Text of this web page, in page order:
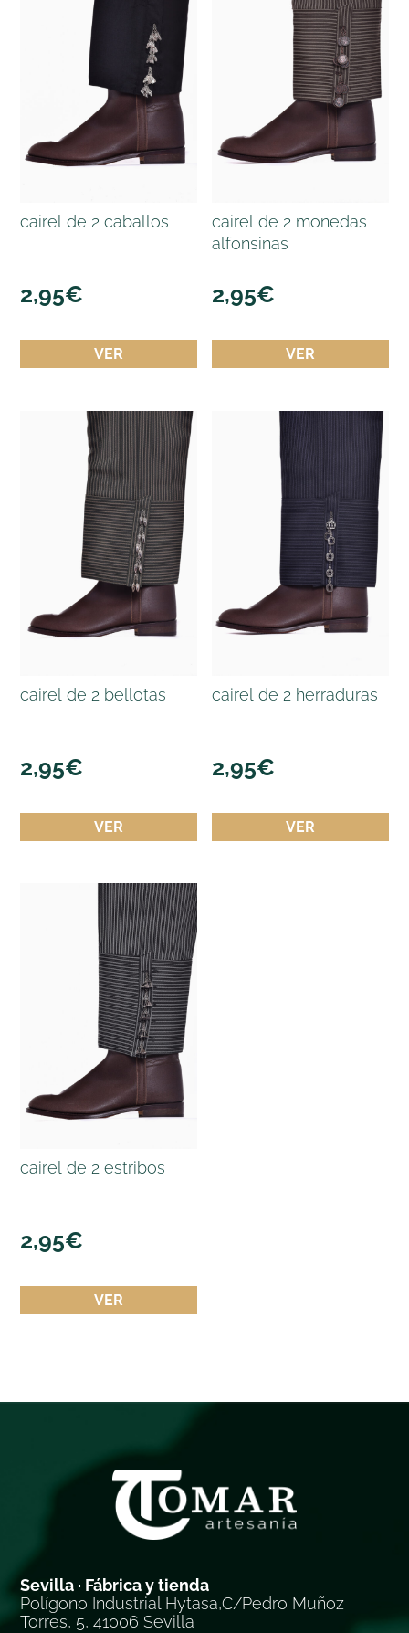
cairel de 2 caballos
2,95€
VER
cairel de 2 monedas
alfonsinas
2,95€
VER
cairel de 2 bellotas
2,95€
VER
cairel de 2 herraduras
2,95€
VER
cairel de 2 estribos
2,95€
VER
Sevilla · Fábrica y tienda
Polígono Industrial Hytasa,C/Pedro Muñoz
Torres, 5, 41006 Sevilla